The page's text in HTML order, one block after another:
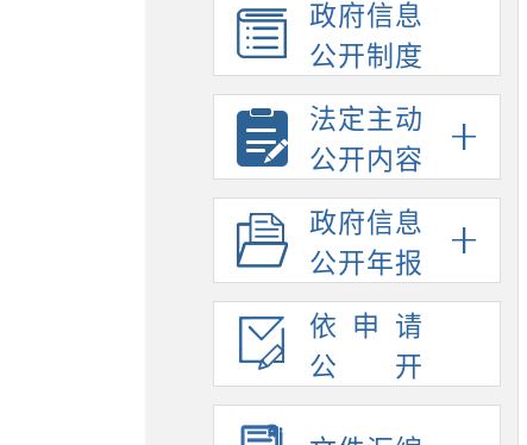
政府信息
公开制度
法定主动
公开内容
政府信息
公开年报
依申请
公开